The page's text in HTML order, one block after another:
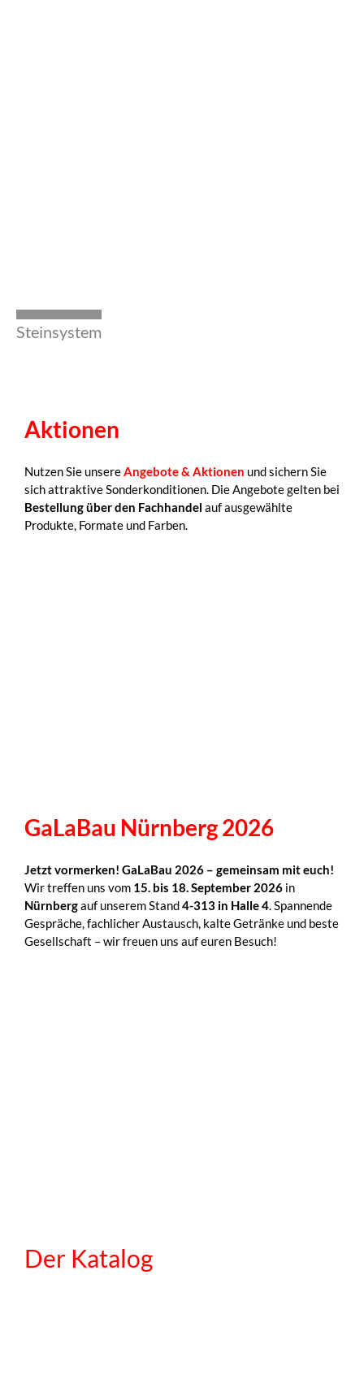
Steinsystem
Aktionen
Nutzen Sie unsereAngebote & Aktionen und sichern Sie
sich attraktive Sonderkonditionen. Die Angebote gelten bei
Bestellung über den Fachhandel auf ausgewählte
Produkte, Formate und Farben.
GaLaBau Nürnberg 2026
Jetzt vormerken! GaLaBau 2026 – gemeinsam mit euch!
Wir treffen uns vom 15. bis 18. September 2026in
Nürnbergauf unserem Stand4-313 in Halle 4. Spannende
Gespräche, fachlicher Austausch, kalte Getränke und beste
Gesellschaft – wir freuen uns auf euren Besuch!
Der Katalog